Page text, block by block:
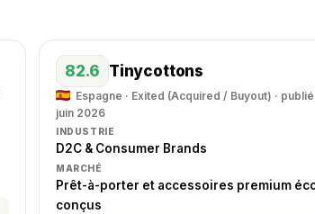
82.6 Tinycottons
Espagne · Exited (Acquired / Buyout) · publié
juin 2026
INDUSTRIE
D2C & Consumer Brands
MARCHÉ
Prêt-à-porter et accessoires premium
conçus